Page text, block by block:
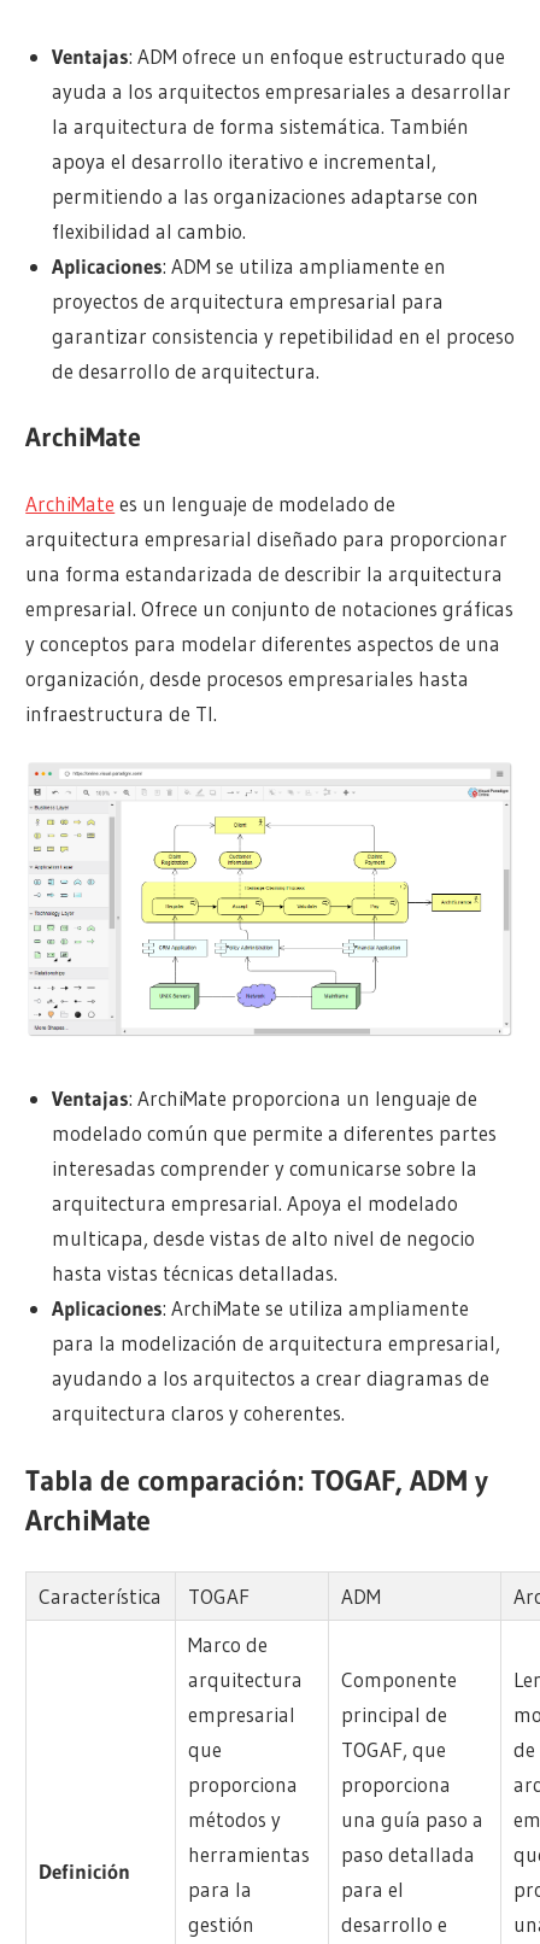
Ventajas: ADM ofrece un enfoque estructurado que
ayuda a los arquitectos empresariales a desarrollar
la arquitectura de forma sistemática. También
apoya el desarrollo iterativo e incremental,
permitiendo a las organizaciones adaptarse con
flexibilidad al cambio.
Aplicaciones: ADM se utiliza ampliamente en
proyectos de arquitectura empresarial para
garantizar consistencia y repetibilidad en el proceso
de desarrollo de arquitectura.
ArchiMate
ArchiMate es un lenguaje de modelado de
arquitectura empresarial diseñado para proporcionar
una forma estandarizada de describir la arquitectura
empresarial. Ofrece un conjunto de notaciones gráficas
y conceptos para modelar diferentes aspectos de una
organización, desde procesos empresariales hasta
infraestructura de TI.
Ventajas: ArchiMate proporciona un lenguaje de
modelado común que permite a diferentes partes
interesadas comprender y comunicarse sobre la
arquitectura empresarial. Apoya el modelado
multicapa, desde vistas de alto nivel de negocio
hasta vistas técnicas detalladas.
Aplicaciones: ArchiMate se utiliza ampliamente
para la modelización de arquitectura empresarial,
ayudando a los arquitectos a crear diagramas de
arquitectura claros y coherentes.
Tabla de comparación: TOGAF, ADM y
ArchiMate
Característica TOGAF ADM
Definición
Marco de
arquitectura
empresarial
que
proporciona
métodos y
herramientas
para la
gestión
Componente
principal de
TOGAF, que
proporciona
una guía paso a
paso detallada
para el
desarrollo e
de